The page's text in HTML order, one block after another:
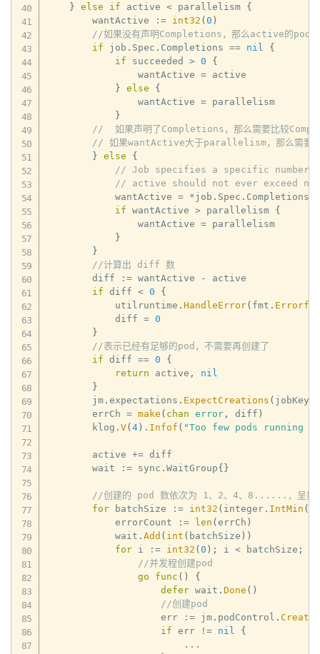
}
else if active < parallelism {
        wantActive
:= int32 (0 )
//如果没有声明Completions，那么active的pod应
if job . Spec . Completions == nil
{
if succeeded > 0
{
                wantActive
= active
}
else
{
                wantActive
= parallelism
}
//  如果声明了Completions，那么需要比较
// 如果wantActive大于parallelism，那么需要
}
else
{
// Job specifies a specific number
// active should not ever exceed
            wantActive
= *job . Spec . Completions
if wantActive > parallelism {
                wantActive
= parallelism
}
}
//计算出 diff 数
        diff
:= wantActive -
active
if diff < 0
{
            utilruntime
.HandleError( fmt . Errorf
            diff
= 0
}
//表示已经有足够的pod，不需要再创建了
if diff == 0
{
return active ,
nil
}
        jm
.expectations . ExpectCreations ( jobKey
        errCh
= make ( chan error , diff )
        klog
.V(4) . Infof ( "Too few pods running
        active
+= diff
        wait
:= sync .WaitGroup{}
//创建的 pod 数依次为 1、2、4、8......，呈指
for batchSize := int32 ( integer . IntMin (
            errorCount
:= len (errCh )
            wait
.Add ( int ( batchSize ) )
for i := int32 (0 ) ; i < batchSize ;
//并发程创建pod
go
func ( )
{
defer wait .Done ( )
//创建pod
                    err
:= jm . podControl .
if err != nil
{
...